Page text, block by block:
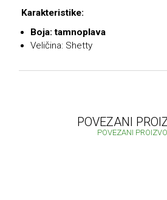
Karakteristike:
Boja: tamnoplava
Veličina: Shetty
POVEZANI
POVEZANI